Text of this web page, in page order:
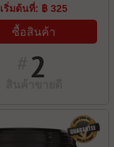
เริ่มต้นที่: ฿ 325
ซื้อสินค้า
2